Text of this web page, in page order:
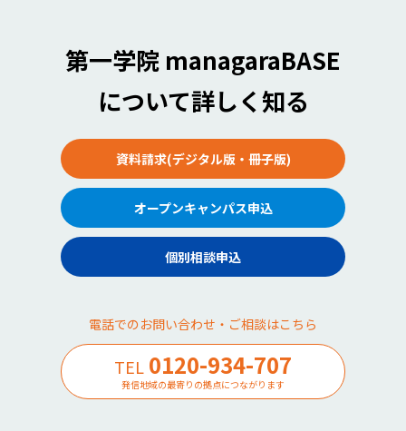
第一学院 managaraBASE
について詳しく知る
資料請求(デジタル版・冊子版)
オープンキャンパス申込
個別相談申込
電話でのお問い合わせ・ご相談はこちら
TEL 0120-934-707
発信地域の最寄りの拠点につながります